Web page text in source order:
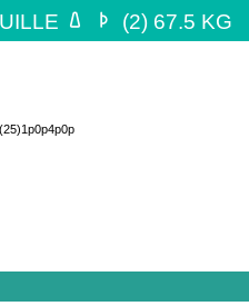
  (2) 67.5 KG